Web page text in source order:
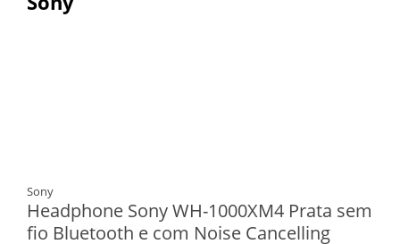
Sony
Headphone Sony WH-1000XM4 Prata sem
fio Bluetooth e com Noise Cancelling